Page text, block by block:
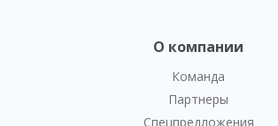
О компании
Команда
Партнеры
Спецпредложения